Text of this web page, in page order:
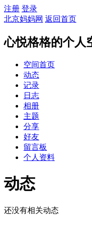
注册 登录
北京妈妈网 返回首页
心悦格格的个人
空间首页
动态
记录
日志
相册
主题
分享
好友
留言板
个人资料
动态
还没有相关动态